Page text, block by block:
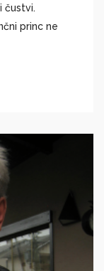
čustvi.
princ ne